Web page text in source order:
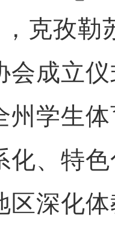
孜勒
会成立
州学生
化、特
区深化